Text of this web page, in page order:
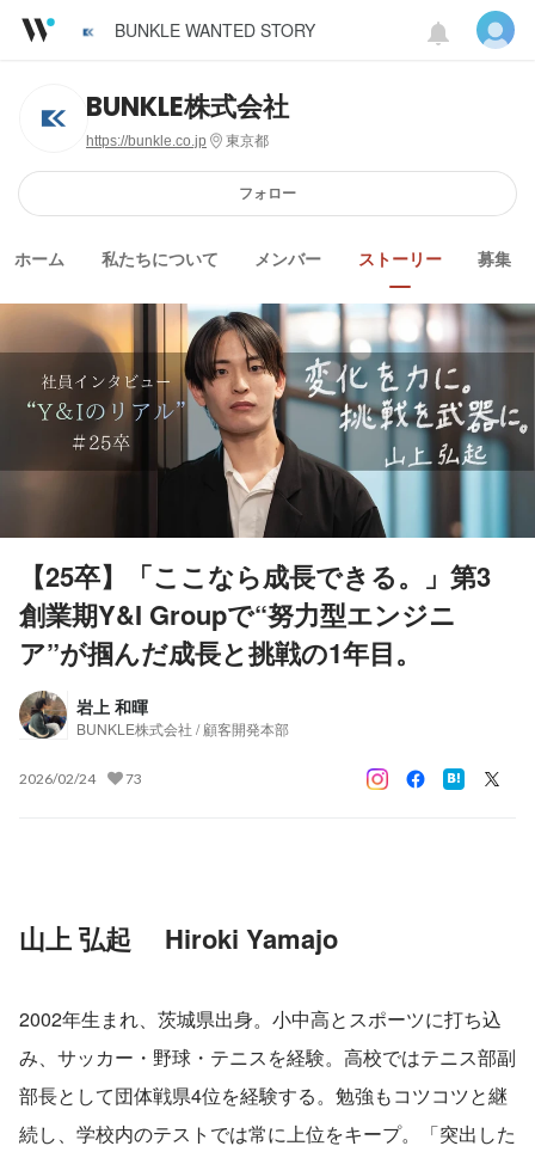
BUNKLE WANTED STORY
BUNKLE株式会社
https://bunkle.co.jp 東京都
フォロー
ホーム 私たちについて メンバー ストーリー 募集
【25卒】「ここなら成長できる。」第3
創業期Y&I Groupで“努力型エンジニ
ア”が掴んだ成長と挑戦の1年目。
岩上 和暉
BUNKLE株式会社 / 顧客開発本部
2026/02/24 73
山上 弘起 　Hiroki Yamajo
2002年生まれ、茨城県出身。小中高とスポーツに打ち込
み、サッカー・野球・テニスを経験。高校ではテニス部副
部長として団体戦県4位を経験する。勉強もコツコツと継
続し、学校内のテストでは常に上位をキープ。「突出した